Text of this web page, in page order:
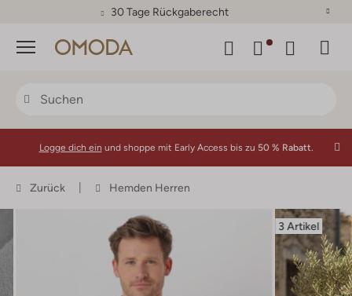
30 Tage Rückgaberecht
Menü
Logge dich ein und shoppe mit Early Access bis zu 50 % Rabatt.
Zurück Hemden Herren
3 Artikel